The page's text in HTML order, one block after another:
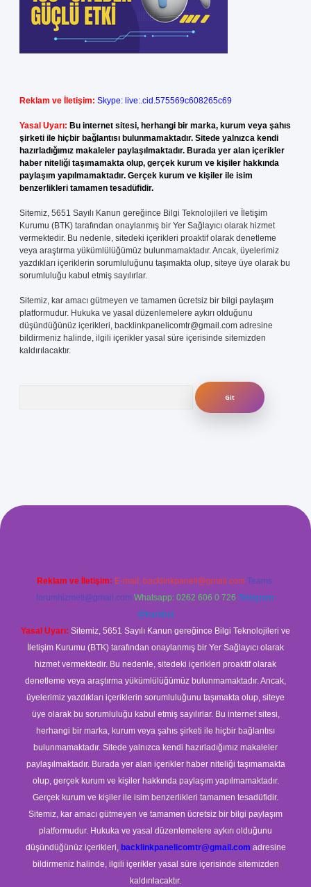
Reklam ve İletişim: Skype: live:.cid.575569c608265c69
Yasal Uyarı: Bu internet sitesi, herhangi bir marka, kurum veya şahıs
şirketi ile hiçbir bağlantısı bulunmamaktadır. Sitede yalnızca kendi
hazırladığımız makaleler paylaşılmaktadır. Burada yer alan içerikler
haber niteliği taşımamakta olup, gerçek kurum ve kişiler hakkında
paylaşım yapılmamaktadır. Gerçek kurum ve kişiler ile isim
benzerlikleri tamamen tesadüfidir.
Sitemiz, 5651 Sayılı Kanun gereğince Bilgi Teknolojileri ve İletişim
Kurumu (BTK) tarafından onaylanmış bir Yer Sağlayıcı olarak hizmet
vermektedir. Bu nedenle, sitedeki içerikleri proaktif olarak denetleme
veya araştırma yükümlülüğümüz bulunmamaktadır. Ancak, üyelerimiz
yazdıkları içeriklerin sorumluluğunu taşımakta olup, siteye üye olarak bu
sorumluluğu kabul etmiş sayılırlar.
Sitemiz, kar amacı gütmeyen ve tamamen ücretsiz bir bilgi paylaşım
platformudur. Hukuka ve yasal düzenlemelere aykırı olduğunu
düşündüğünüz içerikleri, backlinkpanelicomtr@gmail.com adresine
bildirmeniz halinde, ilgili içerikler yasal süre içerisinde sitemizden
kaldırılacaktır.
Reklam ve İletişim: E-mail: backlinkpaneli@gmail.com Teams:
forumhizmeti@gmail.com Whatsapp: 0262 606 0 726 Telegram:
@karabul
Yasal Uyarı: Sitemiz, 5651 Sayılı Kanun gereğince Bilgi Teknolojileri ve
İletişim Kurumu (BTK) tarafından onaylanmış bir Yer Sağlayıcı olarak
hizmet vermektedir. Bu nedenle, sitedeki içerikleri proaktif olarak
denetleme veya araştırma yükümlülüğümüz bulunmamaktadır. Ancak,
üyelerimiz yazdıkları içeriklerin sorumluluğunu taşımakta olup, siteye
üye olarak bu sorumluluğu kabul etmiş sayılırlar. Bu internet sitesi,
herhangi bir marka, kurum veya şahıs şirketi ile hiçbir bağlantısı
bulunmamaktadır. Sitede yalnızca kendi hazırladığımız makaleler
paylaşılmaktadır. Burada yer alan içerikler haber niteliği taşımamakta
olup, gerçek kurum ve kişiler hakkında paylaşım yapılmamaktadır.
Gerçek kurum ve kişiler ile isim benzerlikleri tamamen tesadüfidir.
Sitemiz, kar amacı gütmeyen ve tamamen ücretsiz bir bilgi paylaşım
platformudur. Hukuka ve yasal düzenlemelere aykırı olduğunu
düşündüğünüz içerikleri, backlinkpanelicomtr@gmail.com adresine
bildirmeniz halinde, ilgili içerikler yasal süre içerisinde sitemizden
kaldırılacaktır.